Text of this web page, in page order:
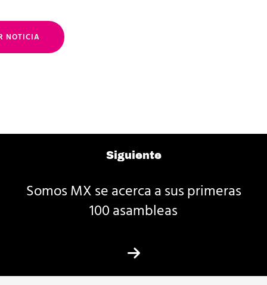
NOTICIA
Siguiente
Somos MX se acerca a sus primeras
100 asambleas